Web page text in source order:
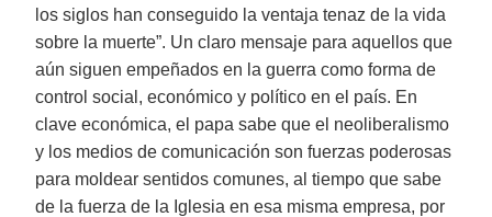
los siglos han conseguido la ventaja tenaz de la vida
sobre la muerte”. Un claro mensaje para aquellos que
aún siguen empeñados en la guerra como forma de
control social, económico y político en el país. En
clave económica, el papa sabe que el neoliberalismo
y los medios de comunicación son fuerzas poderosas
para moldear sentidos comunes, al tiempo que sabe
de la fuerza de la Iglesia en esa misma empresa, por